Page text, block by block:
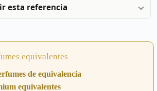
esta referencia
equivalentes
de equivalencia
equivalentes